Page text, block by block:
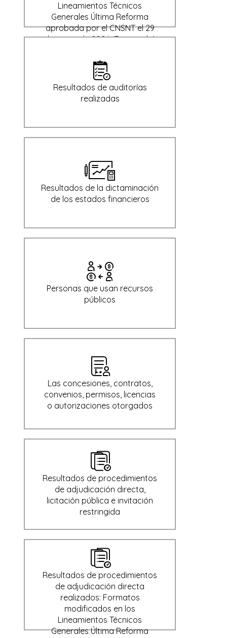
Lineamientos Técnicos
Generales Última Reforma
aprobada por el CNSNT el 29
de enero de 2024 (Derogado)
Resultados de auditorías
realizadas
Resultados de la dictaminación
de los estados financieros
Personas que usan recursos
públicos
Las concesiones, contratos,
convenios, permisos, licencias
o autorizaciones otorgados
Resultados de procedimientos
de adjudicación directa,
licitación pública e invitación
restringida
Resultados de procedimientos
de adjudicación directa
realizados: Formatos
modificados en los
Lineamientos Técnicos
Generales Última Reforma